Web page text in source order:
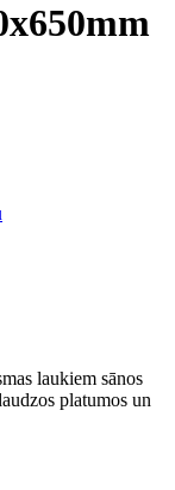
laukiem sānos
platumos un